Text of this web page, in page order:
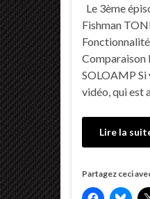
Le 3ème
Fishman
Comparaison
SOLOAMP Si
vidéo, qui est
Lire la
Partagez ceci